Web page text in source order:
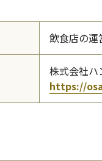
飲食店の運
株式会社ハ
https://